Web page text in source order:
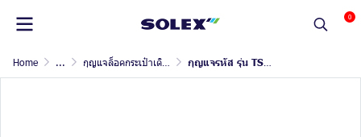
0
Home ... กุญแจล็อคกระเป๋าเดินทาง และล็อกเกอร์ กุญแจรหัส รุ่น TSA33W